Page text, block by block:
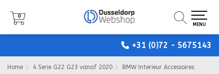
+31 (0)72 - 5675143
0
MENU
0
MENU
0
MENU
Home 4 Serie G22 G23 vanaf 2020 BMW Interieur Accessoires